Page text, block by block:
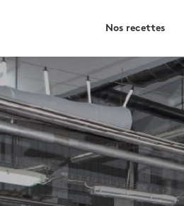
Nos recettes